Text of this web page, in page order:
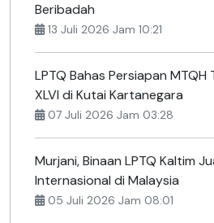
Beribadah
13 Juli 2026 Jam 10:21
LPTQ Bahas Persiapan MTQH
XLVI di Kutai Kartanegara
07 Juli 2026 Jam 03:28
Murjani, Binaan LPTQ Kaltim
Internasional di Malaysia
05 Juli 2026 Jam 08:01